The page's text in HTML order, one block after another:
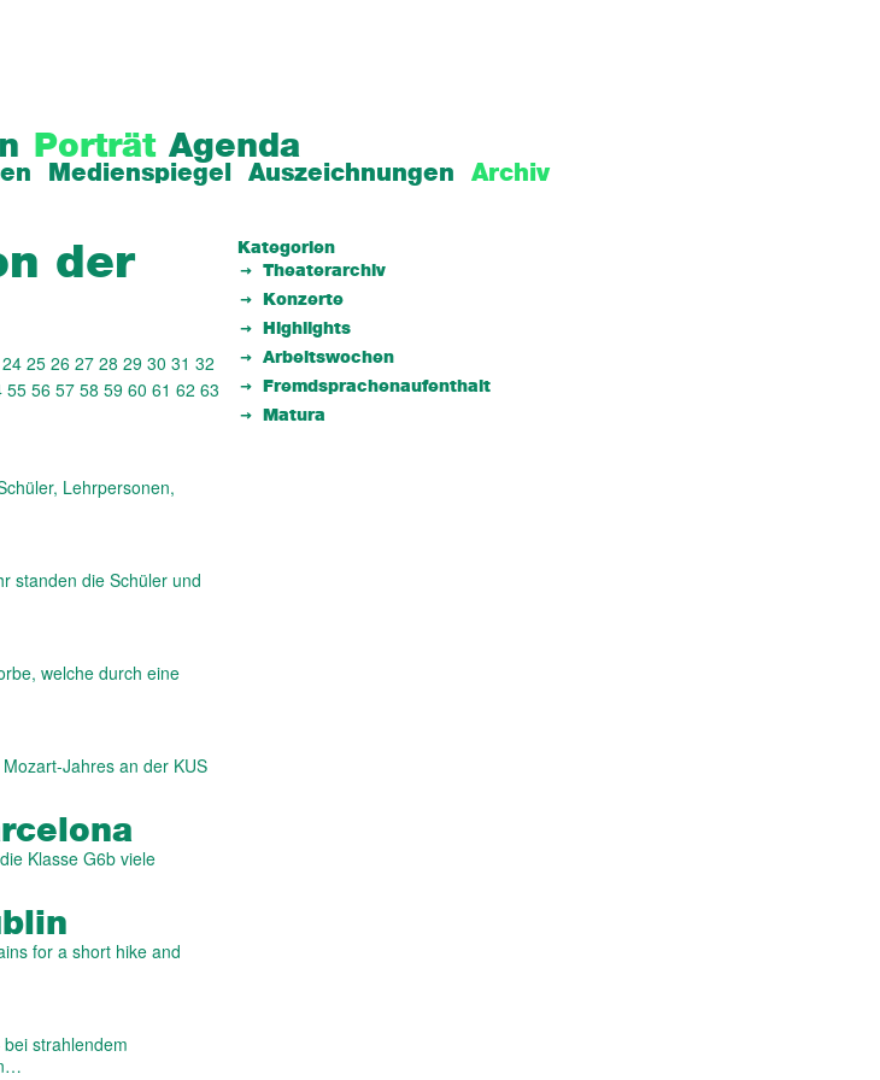
Porträt
Medienspiegel Auszeichnungen Archiv
Agenda
der
24 25 26 27 28 29 30 31 32
55 56 57 58 59 60 61 62 63
Lehrpersonen,
standen die Schüler und
welche durch eine
Jahres an der KUS
Klasse G6b viele
for a short hike and
strahlendem
Kategorien
Theaterarchiv
Konzerte
Highlights
Arbeitswochen
Fremdsprachenaufenthalt
Matura